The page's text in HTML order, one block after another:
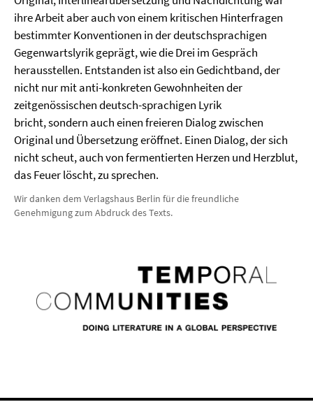
ihre Arbeit aber auch von einem kritischen Hinterfragen
bestimmter Konventionen in der deutschsprachigen
Gegenwartslyrik geprägt, wie die Drei im Gespräch
herausstellen. Entstanden ist also ein Gedichtband, der
nicht nur mit anti-konkreten Gewohnheiten der
zeitgenössischen deutsch-sprachigen Lyrik
bricht, sondern auch einen freieren Dialog zwischen
Original und Übersetzung eröffnet. Einen Dialog, der sich
nicht scheut, auch von fermentierten Herzen und Herzblut,
das Feuer löscht, zu sprechen.
Wir danken dem Verlagshaus Berlin für die freundliche
Genehmigung zum Abdruck des Texts.